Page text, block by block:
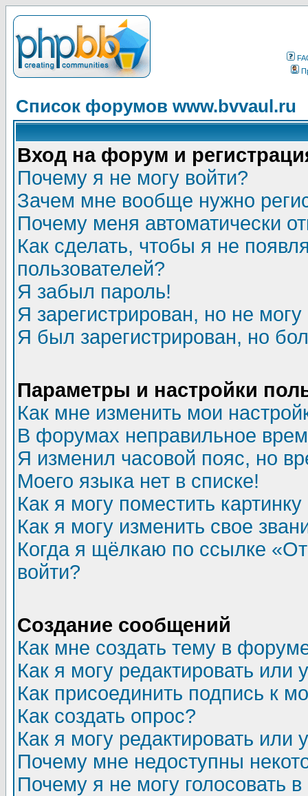
Список форумов www.bvvaul.ru
Вход на форум и
Почему я не могу войти?
Зачем мне вообще нужно
Почему меня автоматически
Как сделать, чтобы я не
пользователей?
Я забыл пароль!
Я зарегистрирован, но не могу
Я был зарегистрирован, но
Параметры и настройки
Как мне изменить мои
В форумах неправильное
Я изменил часовой пояс, но
Моего языка нет в списке!
Как я могу поместить
Как я могу изменить свое
Когда я щёлкаю по ссылке
войти?
Создание сообщений
Как мне создать тему в
Как я могу редактировать или
Как присоединить подпись к
Как создать опрос?
Как я могу редактировать или
Почему мне недоступны
Почему я не могу голосовать